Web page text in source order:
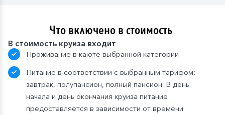
Что включено в стоимость
В стоимость круиза входит
Проживание в каюте выбранной категории
Питание в соответствии с выбранным тарифом:
завтрак, полупансион, полный пансион. В день
начала и день окончания круиза питание
предоставляется в зависимости от времени